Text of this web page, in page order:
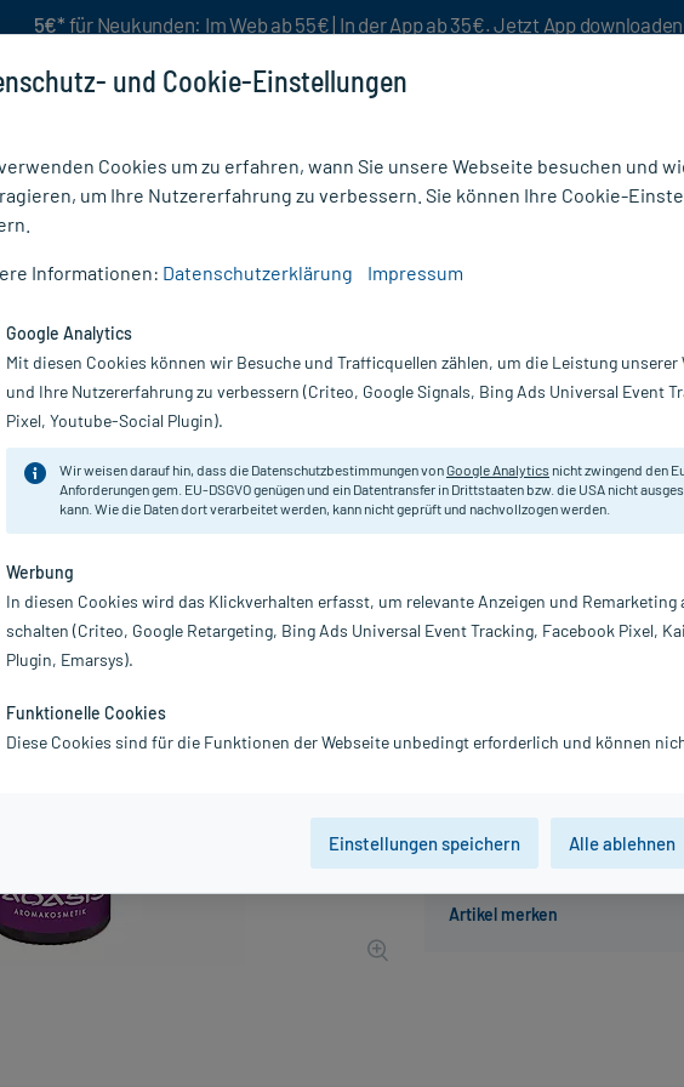
5€* für Neukunden: Im Web ab 55€ | In der App ab 35€. Jetzt App downloaden
Nur für kurze Zeit:Gratis-Versand* ab 19€ Mindestbestellwert!
inkl. MwSt. zzgl. Versandkosten
TAOASIS
Wirkt stimulierend, erwärmend,
PZN:
Hersteller:
und Cookie-Einstellungen
Cookies um zu erfahren, wann Sie unsere Webseite besuchen und
um Ihre Nutzererfahrung zu verbessern. Sie können Ihre Cookie-
Informationen: Datenschutzerklärung Impressum
Google Analytics
Mit diesen Cookies können wir Besuche und Trafficquellen zählen, um die Leistung unserer
und Ihre Nutzererfahrung zu verbessern (Criteo, Google Signals, Bing Ads Universal Event
Pixel, Youtube-Social Plugin).
Wir weisen darauf hin, dass die Datenschutzbestimmungen vonGoogle Analytics nicht zwingend den
Anforderungen gem. EU-DSGVO genügen und ein Datentransfer in Drittstaaten bzw. die USA nicht
kann. Wie die Daten dort verarbeitet werden, kann nicht geprüft und nachvollzogen werden.
Werbung
In diesen Cookies wird das Klickverhalten erfasst, um relevante Anzeigen und Remarketing
schalten (Criteo, Google Retargeting, Bing Ads Universal Event Tracking, Facebook Pixel,
Plugin, Emarsys).
Funktionelle Cookies
Diese Cookies sind für die Funktionen der Webseite unbedingt erforderlich und können
Einstellungen speichern Alle ablehnen